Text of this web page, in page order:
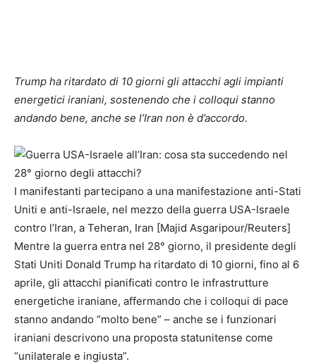
Trump ha ritardato di 10 giorni gli attacchi agli impianti
energetici iraniani, sostenendo che i colloqui stanno
andando bene, anche se l’Iran non è d’accordo.
I manifestanti partecipano a una manifestazione anti-Stati
Uniti e anti-Israele, nel mezzo della guerra USA-Israele
contro l’Iran, a Teheran, Iran [Majid Asgaripour/Reuters]
Mentre la guerra entra nel 28° giorno, il presidente degli
Stati Uniti Donald Trump ha ritardato di 10 giorni, fino al 6
aprile, gli attacchi pianificati contro le infrastrutture
energetiche iraniane, affermando che i colloqui di pace
stanno andando “molto bene” – anche se i funzionari
iraniani descrivono una proposta statunitense come
“unilaterale e ingiusta”.